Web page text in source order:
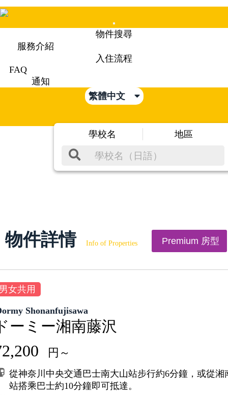
Mobile
Menu
物件搜尋
服務介紹
入住流程
FAQ
通知
繁體中文
學校名 地區
物件詳情 Info of Properties Premium 房型
女共用
Shonanfujisawa
ーミー湘南藤沢
円～
從神奈川中央交通巴士南大山站步行約6分鐘，或從湘
站搭乘巴士約10分鐘即可抵達。